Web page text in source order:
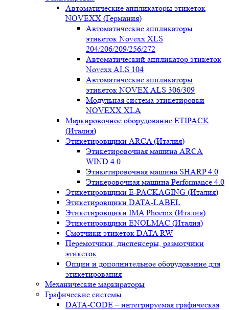
Автоматические аппликаторы этикеток
NOVEXX (Германия)
Автоматические аппликаторы
этикеток Novexx XLS
204/206/209/256/272
Автоматический аппликатор этикеток
Novexx ALS 104
Автоматические аппликаторы
этикеток NOVEX ALS 306/309
Модульная система этикетировки
NOVEXX XLA
Маркировочное оборудование ETIPACK
(Италия)
Этикетировщики ARCA (Италия)
Этикетировочная машина ARCA
WIND 4.0
Этикетировочная машина SHARP 4.0
Этикеровочная машина Performance 4.0
Этикетировщики E-PACKAGING (Италия)
Этикетировщики DATA-LABEL
Этикетировщики IMA Phoenix (Италия)
Этикетировщики ENOLMAC (Италия)
Смотчики этикеток DATA RW
Перемотчики, диспенсеры, размотчики
этикеток
Опции и дополнительное оборудование для
этикетирования
Механические маркираторы
Графические системы
DATA-CODE – интегрируемая графическая